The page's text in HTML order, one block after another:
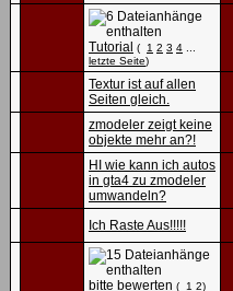
Tutorial ( 1 2 3 4
letzte Seite)
Textur ist auf allen
Seiten gleich.
zmodeler zeigt keine
objekte mehr an?!
HI wie kann ich autos
in gta4 zu zmodeler
umwandeln?
Ich Raste Aus!!!!!
bitte bewerten ( 1 2)